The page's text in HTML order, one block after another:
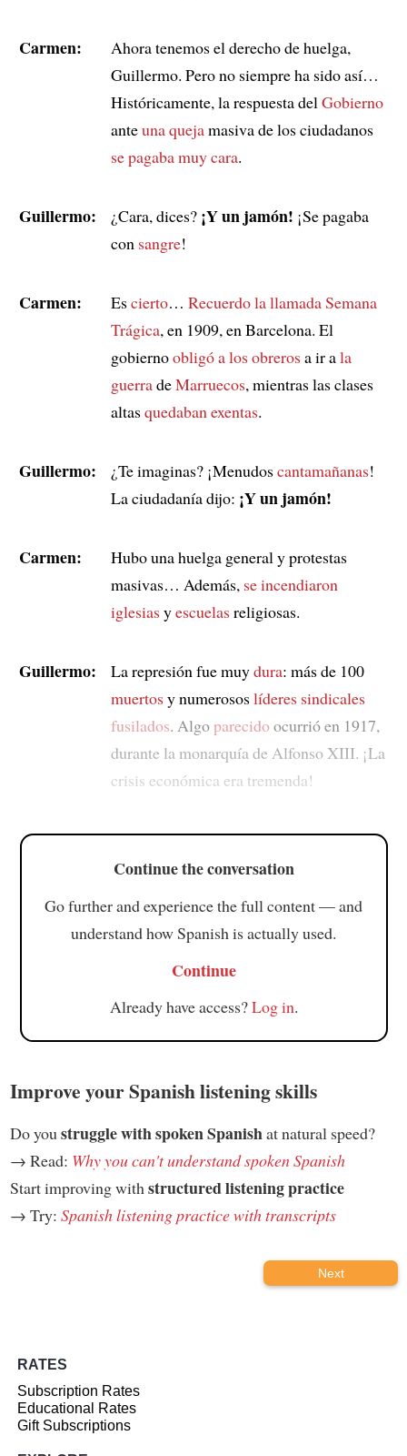
Carmen:
Ahora tenemos el derecho de huelga,
Guillermo. Pero no siempre ha sido así…
Históricamente, la respuesta del Gobierno
anteuna quejamasiva de los ciudadanos
se pagaba muy cara.
Guillermo: ¿Cara, dices? ¡Y un jamón! ¡Se pagaba
con sangre!
Carmen: Escierto… Recuerdo la llamada Semana
Trágica, en 1909, en Barcelona. El
gobiernoobligó a los obrerosa ir ala
guerradeMarruecos, mientras las clases
altasquedaban exentas.
Guillermo: ¿Te imaginas? ¡Menudoscantamañanas!
La ciudadanía dijo: ¡Y un jamón!
Carmen:
Hubo una huelga general y protestas
masivas… Además, se incendiaron
iglesiasyescuelasreligiosas.
Guillermo: La represión fue muydura: más de 100
muertosy numerososlíderes sindicales
fusilados. Algoparecidoocurrió en 1917,
durante la monarquía de Alfonso XIII. ¡La
crisis económica era tremenda!
Continue the conversation
Go further and experience the full content — and
understand how Spanish is actually used.
Continue
Already have access?Log in.
Improve your Spanish listening skills
Do you struggle with spoken Spanishat natural speed?
→ Read: Why you can't understand spoken Spanish
Start improving with structured listening practice
→ Try: Spanish listening practice with transcripts
Next
RATES
Subscription Rates
Educational Rates
Gift Subscriptions